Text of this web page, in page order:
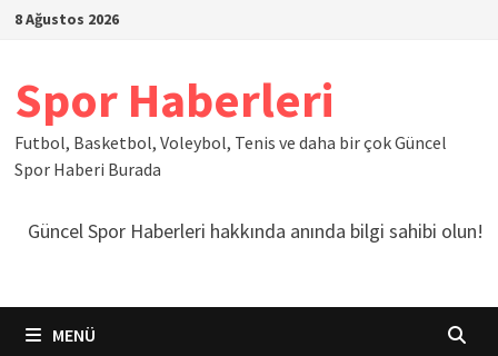
İçeriğe
8 Ağustos 2026
Spor Haberleri
Futbol, Basketbol, Voleybol, Tenis ve daha bir çok Güncel
Spor Haberi Burada
Güncel Spor Haberleri hakkında anında bilgi sahibi olun!
MENÜ